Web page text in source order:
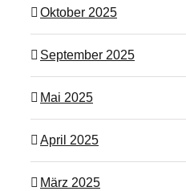
Oktober 2025
September 2025
Mai 2025
April 2025
März 2025